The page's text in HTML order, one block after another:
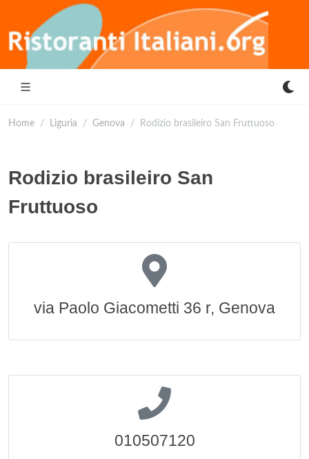
Home Liguria Genova Rodizio brasileiro San Fruttuoso
Rodizio brasileiro San
Fruttuoso
via Paolo Giacometti 36 r, Genova
010507120